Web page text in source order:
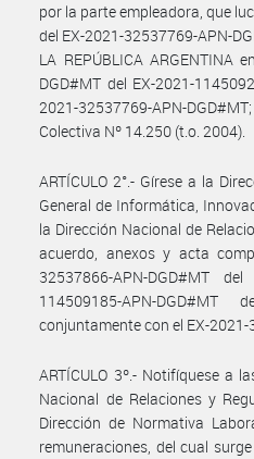
por la parte empleadora, que
del EX-2021-32537769-APN-
LA REPÚBLICA ARGENTINA
DGD#MT del EX-2021-
2021-32537769-APN-
Colectiva Nº 14.250 (t.o. 2004).
ARTÍCULO 2°.- Gírese a la
General de Informática,
la Dirección Nacional de
acuerdo, anexos y acta
32537866-APN-DGD#MT
114509185-APN-DGD#MT
conjuntamente con el EX-
ARTÍCULO 3º.- Notifíquese a
Nacional de Relaciones y
Dirección de Normativa
remuneraciones, del cual